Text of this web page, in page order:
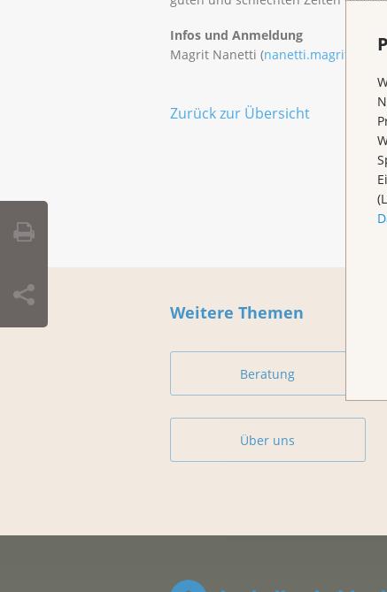
Infos und Anmeldung
Magrit Nanetti (
Zurück zur Übersicht
Weitere Themen
Beratung
Über uns